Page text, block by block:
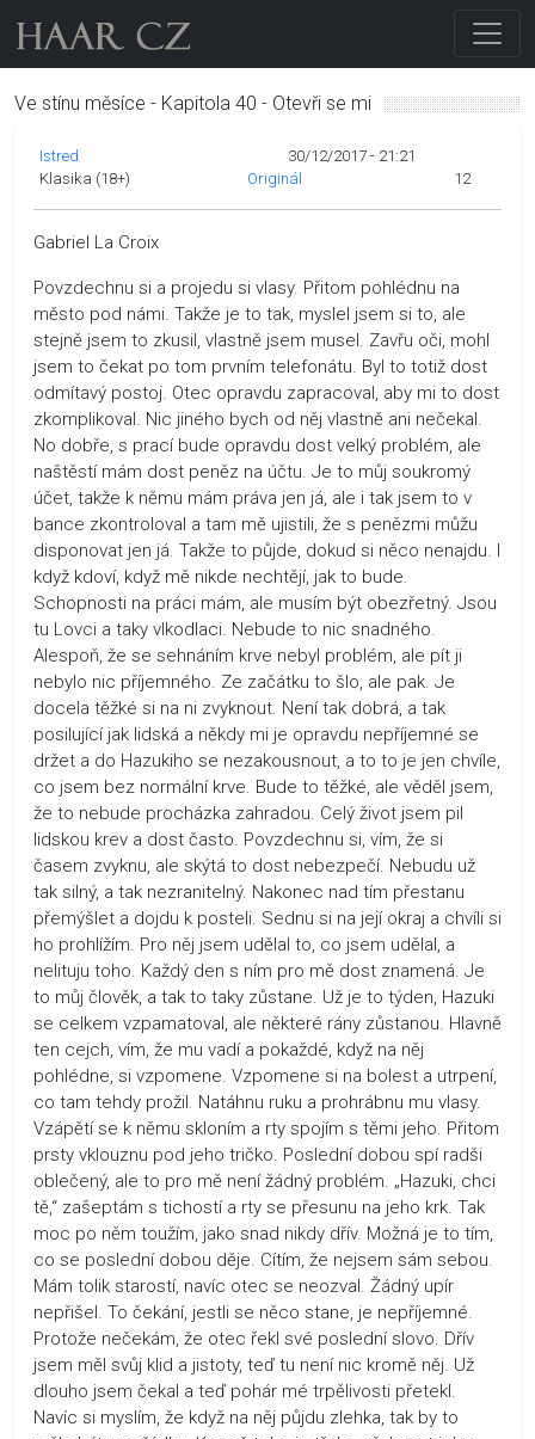
Ve stínu měsíce - Kapitola 40 - Otevři se mi
Istred
30/12/2017 - 21:21
Klasika (18+)
Originál 12
Gabriel La Croix
Povzdechnu si a projedu si vlasy. Přitom pohlédnu na
město pod námi. Takže je to tak, myslel jsem si to, ale
stejně jsem to zkusil, vlastně jsem musel. Zavřu oči, mohl
jsem to čekat po tom prvním telefonátu. Byl to totiž dost
odmítavý postoj. Otec opravdu zapracoval, aby mi to dost
zkomplikoval. Nic jiného bych od něj vlastně ani nečekal.
No dobře, s prací bude opravdu dost velký problém, ale
naštěstí mám dost peněz na účtu. Je to můj soukromý
účet, takže k němu mám práva jen já, ale i tak jsem to v
bance zkontroloval a tam mě ujistili, že s penězmi můžu
disponovat jen já. Takže to půjde, dokud si něco nenajdu. I
když kdoví, když mě nikde nechtějí, jak to bude.
Schopnosti na práci mám, ale musím být obezřetný. Jsou
tu Lovci a taky vlkodlaci. Nebude to nic snadného.
Alespoň, že se sehnáním krve nebyl problém, ale pít ji
nebylo nic příjemného. Ze začátku to šlo, ale pak. Je
docela těžké si na ni zvyknout. Není tak dobrá, a tak
posilující jak lidská a někdy mi je opravdu nepříjemné se
držet a do Hazukiho se nezakousnout, a to to je jen chvíle,
co jsem bez normální krve. Bude to těžké, ale věděl jsem,
že to nebude procházka zahradou. Celý život jsem pil
lidskou krev a dost často. Povzdechnu si, vím, že si
časem zvyknu, ale skýtá to dost nebezpečí. Nebudu už
tak silný, a tak nezranitelný. Nakonec nad tím přestanu
přemýšlet a dojdu k posteli. Sednu si na její okraj a chvíli si
ho prohlížím. Pro něj jsem udělal to, co jsem udělal, a
nelituju toho. Každý den s ním pro mě dost znamená. Je
to můj člověk, a tak to taky zůstane. Už je to týden, Hazuki
se celkem vzpamatoval, ale některé rány zůstanou. Hlavně
ten cejch, vím, že mu vadí a pokaždé, když na něj
pohlédne, si vzpomene. Vzpomene si na bolest a utrpení,
co tam tehdy prožil. Natáhnu ruku a prohrábnu mu vlasy.
Vzápětí se k němu skloním a rty spojím s těmi jeho. Přitom
prsty vklouznu pod jeho tričko. Poslední dobou spí radši
oblečený, ale to pro mě není žádný problém. „Hazuki, chci
tě,“ zašeptám s tichostí a rty se přesunu na jeho krk. Tak
moc po něm toužím, jako snad nikdy dřív. Možná je to tím,
co se poslední dobou děje. Cítím, že nejsem sám sebou.
Mám tolik starostí, navíc otec se neozval. Žádný upír
nepřišel. To čekání, jestli se něco stane, je nepříjemné.
Protože nečekám, že otec řekl své poslední slovo. Dřív
jsem měl svůj klid a jistoty, teď tu není nic kromě něj. Už
dlouho jsem čekal a teď pohár mé trpělivosti přetekl.
Navíc si myslím, že když na něj půjdu zlehka, tak by to